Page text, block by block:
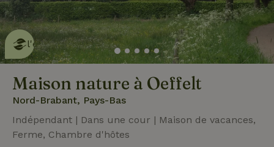
Cette Maison Nature fait de
l'effeten savoir plus
Maison nature à Oeffelt
Nord-Brabant, Pays-Bas
Indépendant | Dans une cour | Maison de vacances,
Ferme, Chambre d'hôtes